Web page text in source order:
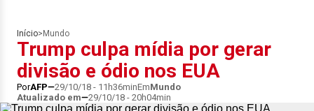
Início> Mundo
Trump culpa mídia por gerar
divisão e ódio nos EUA
PorAFP 29/10/18 - 11h36minEmMundo
Atualizado em
29/10/18 - 20h04min